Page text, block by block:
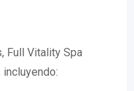
Full Vitality Spa